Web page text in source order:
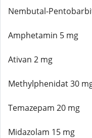
Nembutal-
Amphetamin 5 mg
Ativan 2 mg
Methylphenidat 30
Temazepam 20 mg
Midazolam 15 mg